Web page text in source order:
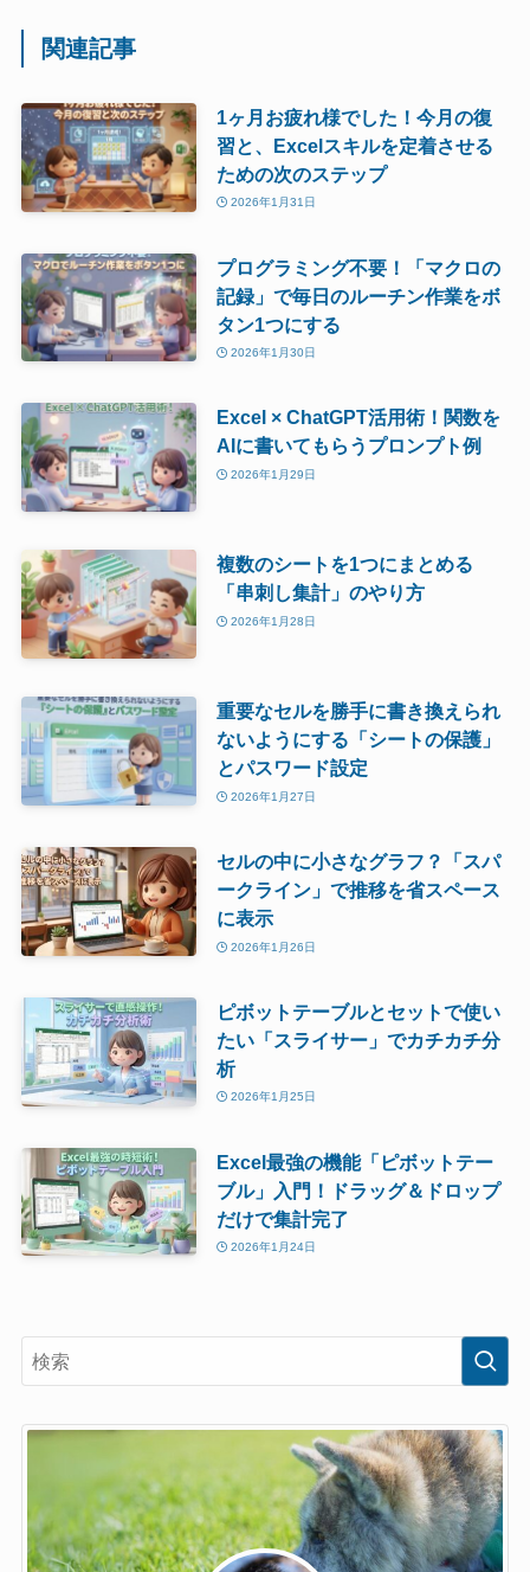
関連記事
1ヶ月お疲れ様でした！今月の復
習と、Excelスキルを定着させる
ための次のステップ
2026年1月31日
プログラミング不要！「マクロの
記録」で毎日のルーチン作業をボ
タン1つにする
2026年1月30日
Excel × ChatGPT活用術！関数を
AIに書いてもらうプロンプト例
2026年1月29日
複数のシートを1つにまとめる
「串刺し集計」のやり方
2026年1月28日
重要なセルを勝手に書き換えられ
ないようにする「シートの保護」
とパスワード設定
2026年1月27日
セルの中に小さなグラフ？「スパ
ークライン」で推移を省スペース
に表示
2026年1月26日
ピボットテーブルとセットで使い
たい「スライサー」でカチカチ分
析
2026年1月25日
Excel最強の機能「ピボットテー
ブル」入門！ドラッグ＆ドロップ
だけで集計完了
2026年1月24日